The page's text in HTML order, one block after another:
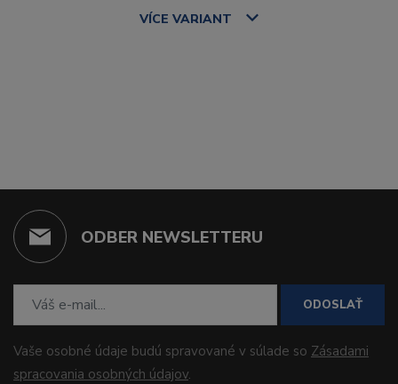
VÍCE VARIANT
ODBER NEWSLETTERU
ODOSLAŤ
Vaše osobné údaje budú spravované v súlade so Zásadami
spracovania osobných údajov.